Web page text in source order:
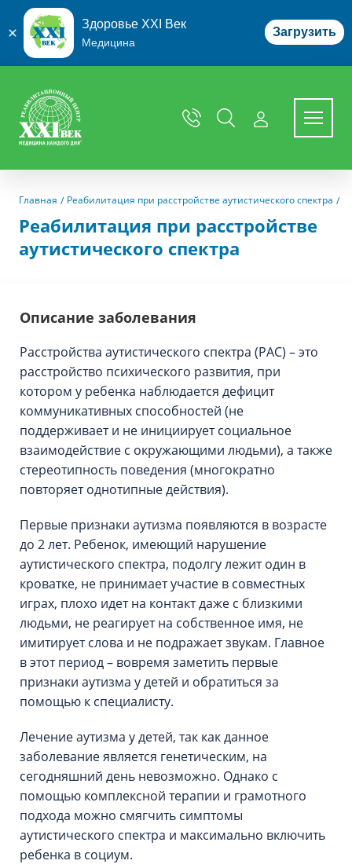
Здоровье XXI Век
Медицина
Загрузить
Главная Реабилитация при расстройстве аутистического спектра
Реабилитация при расстройстве
аутистического спектра
Описание заболевания
Расстройства аутистического спектра (РАС) – это
расстройство психического развития, при
котором у ребенка наблюдается дефицит
коммуникативных способностей (не
поддерживает и не инициирует социальное
взаимодействие с окружающими людьми), а также
стереотипность поведения (многократно
повторяет однотипные действия).
Первые признаки аутизма появляются в возрасте
до 2 лет. Ребенок, имеющий нарушение
аутистического спектра, подолгу лежит один в
кроватке, не принимает участие в совместных
играх, плохо идет на контакт даже с близкими
людьми, не реагирует на собственное имя, не
имитирует слова и не подражает звукам. Главное
в этот период – вовремя заметить первые
признаки аутизма у детей и обратиться за
помощью к специалисту.
Лечение аутизма у детей, так как данное
заболевание является генетическим, на
сегодняшний день невозможно. Однако с
помощью комплексной терапии и грамотного
подхода можно смягчить симптомы
аутистического спектра и максимально включить
ребенка в социум.